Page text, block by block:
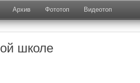
Архив Фототоп Видеотоп
школе